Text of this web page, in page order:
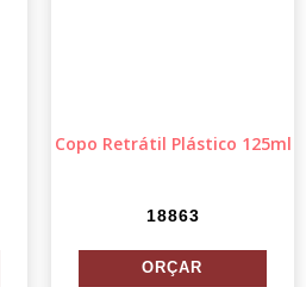
Copo Retrátil Plástico 125ml
18863